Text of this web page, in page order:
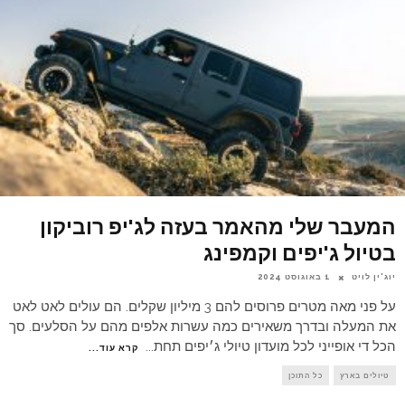
המעבר שלי מהאמר בעזה לג'יפ רוביקון
בטיול ג'יפים וקמפינג
יוג'ין לויט 1 באוגוסט 2024
על פני מאה מטרים פרוסים להם 3 מיליון שקלים. הם עולים לאט לאט
את המעלה ובדרך משאירים כמה עשרות אלפים מהם על הסלעים. סך
הכל די אופייני לכל מועדון טיולי ג׳יפים תחת... קרא עוד...
טיולים בארץ כל התוכן